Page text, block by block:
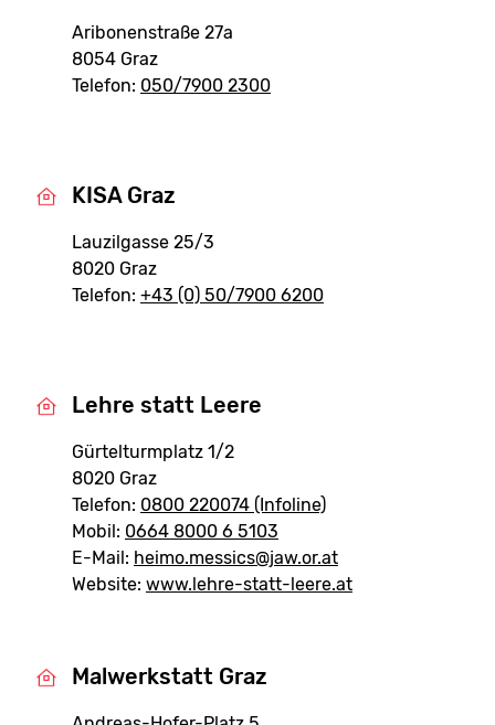
Aribonenstraße 27a
8054 Graz
Telefon: 050/7900 2300
KISA Graz
Lauzilgasse 25/3
8020 Graz
Telefon: +43 (0) 50/7900 6200
Lehre statt Leere
Gürtelturmplatz 1/2
8020 Graz
Telefon: 0800 220074 (Infoline)
Mobil: 0664 8000 6 5103
E-Mail: heimo.messics@jaw.or.at
Website: www.lehre-statt-leere.at
Malwerkstatt Graz